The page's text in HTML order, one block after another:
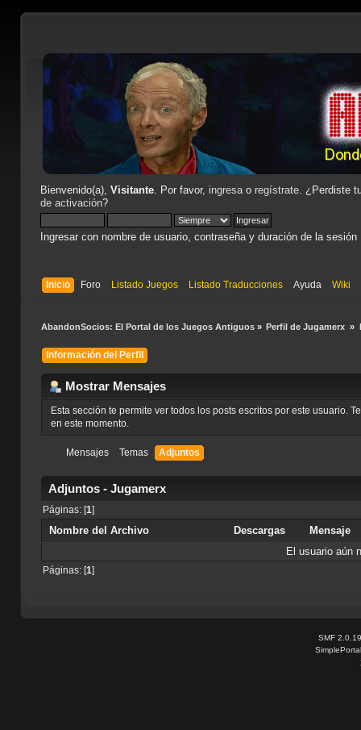
Bienvenido(a), Visitante. Por favor, ingresao regístrate. ¿Perdiste
de activación?
Ingresar con nombre de usuario, contraseña y duración de la sesión
Inicio Foro Listado Juegos Listado Traducciones Ayuda Wiki
AbandonSocios: El Portal de los Juegos Antiguos» Perfil de Jugamerx »
Información del Perfil
Mostrar Mensajes
Esta sección te permite ver todos los posts escritos por este usuario.
en este momento.
Mensajes Temas Adjuntos
Adjuntos - Jugamerx
Páginas: [1]
Nombre del Archivo Descargas
Mensaje
El usuario aún
Páginas: [1]
SMF 2.0.19